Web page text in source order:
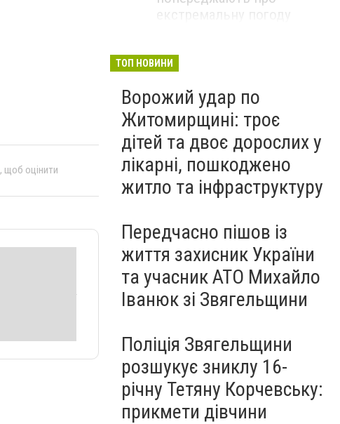
, щоб оцінити
ТОП НОВИНИ
Ворожий удар по
Житомирщині: троє
дітей та двоє дорослих у
лікарні, пошкоджено
житло та інфраструктуру
Передчасно пішов із
життя захисник України
та учасник АТО Михайло
Іванюк зі Звягельщини
Поліція Звягельщини
розшукує зниклу 16-
річну Тетяну Корчевську:
прикмети дівчини